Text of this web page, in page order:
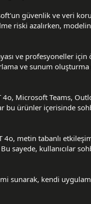
güvenlik ve veri
riski azalırken,
ve profesyoneller
ve sunum
4o, Microsoft Teams,
bu ürünler içerisinde
4o, metin tabanlı
sayede, kullanıcılar
sunarak, kendi